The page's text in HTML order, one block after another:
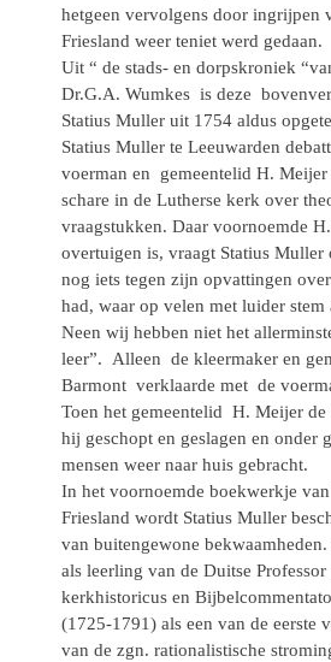
hetgeen vervolgens door ingrijpen
Friesland weer teniet werd gedaan.
Uit “ de stads- en dorpskroniek
Dr.G.A. Wumkes is deze
Statius Muller uit 1754 aldus
Statius Muller te Leeuwarden
voerman en gemeentelid H. Meijer
schare in de Lutherse kerk over
vraagstukken. Daar voornoemde
overtuigen is, vraagt Statius Muller
nog iets tegen zijn opvattingen
had, waar op velen met luider stem
Neen wij hebben niet het
leer”. Alleen de kleermaker en
Barmont verklaarde met de
Toen het gemeentelid H. Meijer
hij geschopt en geslagen en onder
mensen weer naar huis gebracht.
In het voornoemde boekwerkje
Friesland wordt Statius Muller
van buitengewone
als leerling van de Duitse
kerkhistoricus en
(1725-1791) als een van de eerste
van de zgn. rationalistische